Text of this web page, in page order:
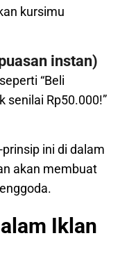
kursimu
instan)
“Beli
senilai Rp50.000!”
ini di dalam
akan membuat
Iklan